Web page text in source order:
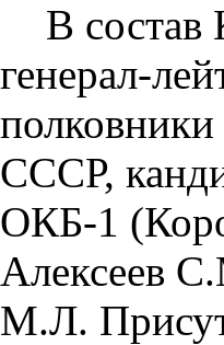
В состав
генерал-
СССР,
ОКБ-1
Алексеев
М.Л.